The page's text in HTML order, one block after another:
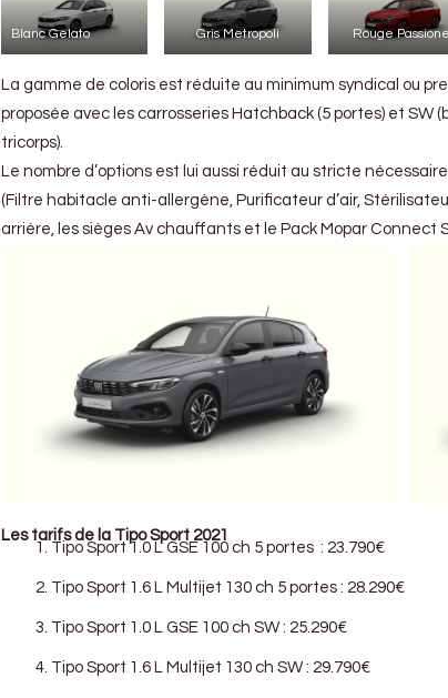
Blanc Gelato Gris Metropoli Rouge Passione
La gamme de coloris est réduite au minimum syndical ou
proposée avec les carrosseries Hatchback (5 portes) et SW
tricorps).
Le nombre d’options est lui aussi réduit au stricte
(Filtre habitacle anti-allergène, Purificateur d’air,
arrière, les sièges Av chauffants et le Pack Mopar Connect
Les tarifs de la Tipo Sport 2021
Tipo Sport 1.0 L GSE 100 ch 5 portes : 23.790€
Tipo Sport 1.6 L Multijet 130 ch 5 portes : 28.290€
Tipo Sport 1.0 L GSE 100 ch SW : 25.290€
Tipo Sport 1.6 L Multijet 130 ch SW : 29.790€